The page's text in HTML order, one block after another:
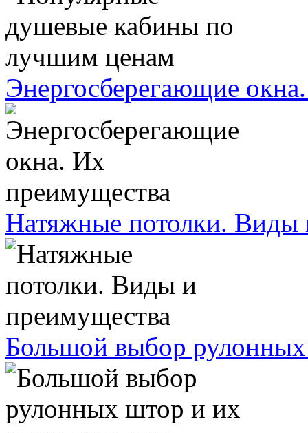
Энергосберегающие
Натяжные потолки. Виды
Большой выбор